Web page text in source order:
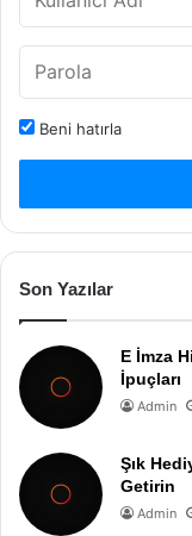
Beni hatırla
Son Yazılar
E İmza
İpuçları
Admin
Şık
Getirin
Admin